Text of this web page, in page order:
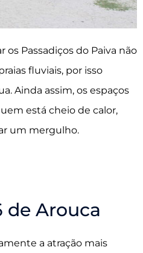
os Passadiços do Paiva não
fluviais, por isso
Ainda assim, os espaços
está cheio de calor,
um mergulho.
de Arouca
a atração mais